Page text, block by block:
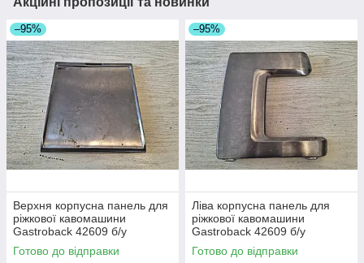
–95%
Верхня корпусна панель для
ріжкової кавомашини
Gastroback 42609 б/у
Готово до відправки
–95%
Ліва корпусна панель для
ріжкової кавомашини
Gastroback 42609 б/у
Готово до відправки